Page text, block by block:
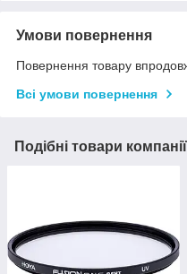
Умови повернення
Повернення товару
Всі умови повернення
Подібні товари компанії